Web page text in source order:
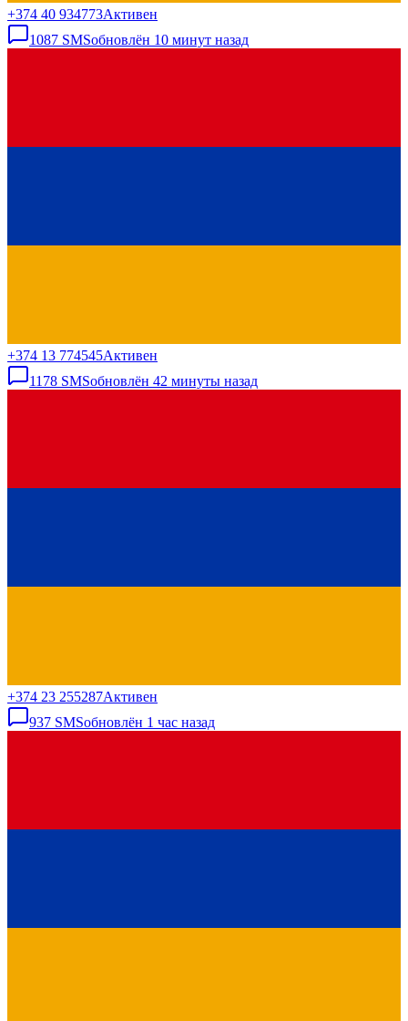
+374 40 934773Активен
1087 SMSобновлён 10 минут назад
+374 13 774545Активен
1178 SMSобновлён 42 минуты назад
+374 23 255287Активен
937 SMSобновлён 1 час назад